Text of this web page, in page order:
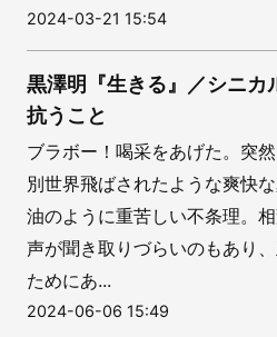
2024-03-21 15:54
黒澤明『生きる』／シニカ
抗うこと
ブラボー！喝采をあげた。突
別世界飛ばされたような爽快
油のように重苦しい不条理。
声が聞き取りづらいのもあり
ためにあ...
2024-06-06 15:49